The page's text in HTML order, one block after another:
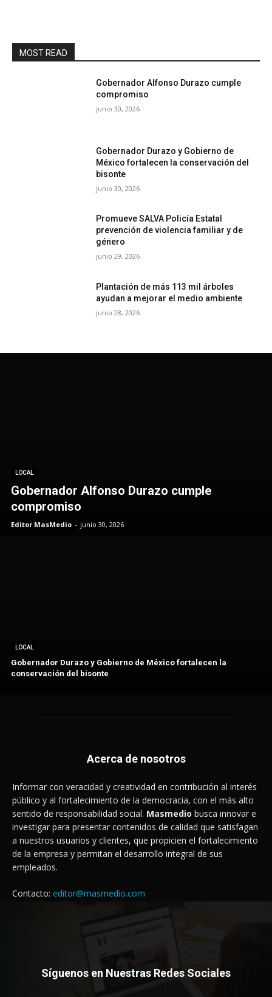
MOST READ
Gobernador Alfonso Durazo cumple
compromiso
junio 30, 2026
Gobernador Durazo y Gobierno de
México fortalecen la conservación del
bisonte
junio 30, 2026
Promueve SALVA Policía Estatal
prevención de violencia familiar y de
género
junio 29, 2026
Plantación de más 113 mil árboles
ayudan a mejorar el medio ambiente
junio 28, 2026
LOCAL
Gobernador Alfonso Durazo cumple
compromiso
Editor MasMedio - junio 30, 2026
LOCAL
Gobernador Durazo y Gobierno de México fortalecen la
conservación del bisonte
Acerca de nosotros
Informar con veracidad y creatividad en contribución al interés
público y al fortalecimiento de la democracia, con el más alto
sentido de responsabilidad social. Masmedio busca innovar e
investigar para presentar contenidos de calidad que satisfagan
a nuestros usuarios y clientes, que propicien el fortalecimiento
de la empresa y permitan el desarrollo integral de sus
empleados.
Contacto: editor@masmedio.com
Síguenos en Nuestras Redes Sociales